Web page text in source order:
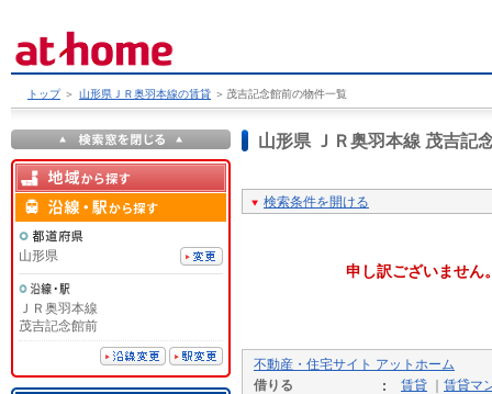
トップ ＞ 山形県ＪＲ奥羽本線の賃貸 ＞ 茂吉記念館前の物件一覧
山形県 ＪＲ奥羽本線 茂吉記
検索条件を開ける
申し訳ございません
不動産・住宅サイト アットホーム
借りる
賃貸
賃貸マ
山形県
ＪＲ奥羽本線
茂吉記念館前